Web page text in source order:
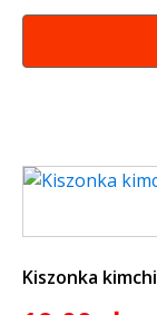
Kiszonka kimchi